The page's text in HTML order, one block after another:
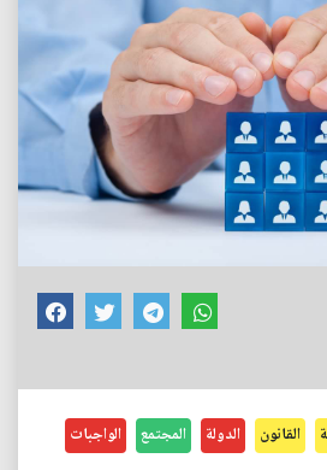
القانون الدولة المجتمع الواجبات